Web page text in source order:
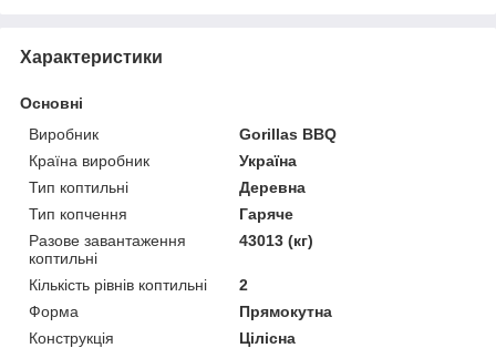
Характеристики
Основні
Виробник
Gorillas BBQ
Країна виробник
Україна
Тип коптильні
Деревна
Тип копчення
Гаряче
Разове завантаження
коптильні
43013 (кг)
Кількість рівнів коптильні
2
Форма
Прямокутна
Конструкція
Цілісна